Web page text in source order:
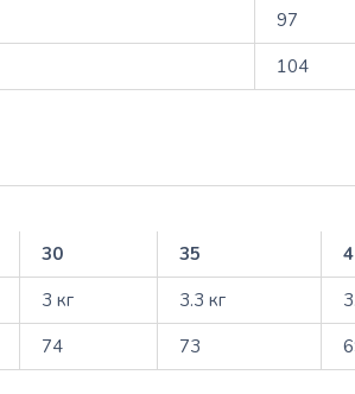
97
104
30 35
3 кг 3.3 кг
74 73